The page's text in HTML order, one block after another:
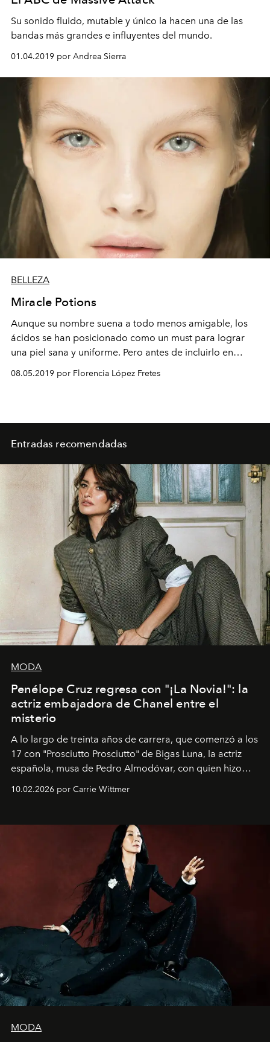
Su sonido fluido, mutable y único la hacen una de las
bandas más grandes e influyentes del mundo.
01.04.2019 por Andrea Sierra
BELLEZA
Miracle Potions
Aunque su nombre suena a todo menos amigable, los
ácidos se han posicionado como un must para lograr
una piel sana y uniforme. Pero antes de incluirlo en
algún régimen de belleza, es importante conocer el
ingrediente adecuado según el tipo de piel.
08.05.2019 por Florencia López Fretes
Entradas recomendadas
MODA
Penélope Cruz regresa con "¡La Novia!": la
actriz embajadora de Chanel entre el
misterio
A lo largo de treinta años de carrera, que comenzó a los
17 con "Prosciutto Prosciutto" de Bigas Luna, la actriz
española, musa de Pedro Almodóvar, con quien hizo
Barcelona", ha dividido su tiempo entre Europa y
dirigida por Maggie Gyllenhaal.
10.02.2026 por Carrie Wittmer
MODA